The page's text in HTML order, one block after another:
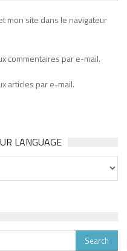
mon site dans le navigateur
commentaires par e-mail.
articles par e-mail.
LANGUAGE